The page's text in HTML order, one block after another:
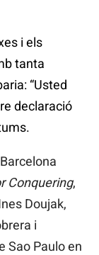
i els
tanta
“Usted
declaració
Conquering,
Doujak,
i
Sao Paulo en